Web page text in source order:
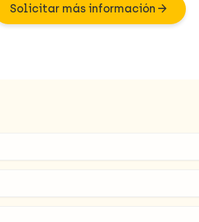
Solicitar más información arrow_forward